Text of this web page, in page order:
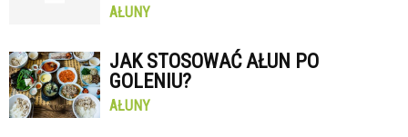
AŁUNY
JAK STOSOWAĆ AŁUN PO
GOLENIU?
AŁUNY